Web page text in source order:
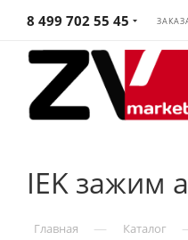
8 499 702 55 45
IEK зажим
Главная — Каталог